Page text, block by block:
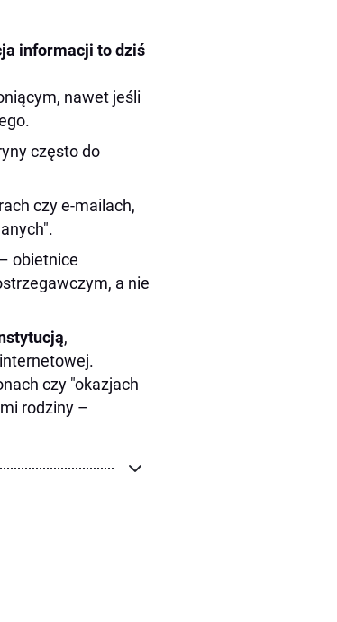
informacji to dziś
nawet jeśli
często do
czy e-mailach,
– obietnice
a nie
,
czy "okazjach
rodziny –